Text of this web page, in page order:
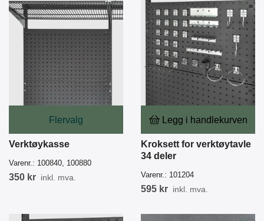
Flervalg
Verktøykasse
Varenr.: 100840, 100880
350 kr inkl. mva.
Legg i handlekurven
Kroksett for verktøytavle
34 deler
Varenr.: 101204
595 kr inkl. mva.